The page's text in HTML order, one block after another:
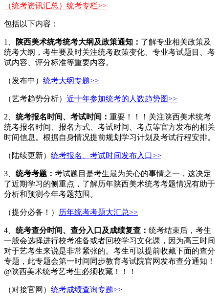
（统考资讯汇总）统考专栏>>
包括以下内容：
1、 陕西美术统考统考大纲及政策通知： 了解专业相关政策及
统考大纲，考生要及时关注统考政策变化、专业考试题目、考
试内容、评分标准等重要内容。
（发布中） 统考大纲专题>>
（艺考趋势分析） 近十年参加统考的人数趋势图>>
2、 统考报名时间、考试时间： 重要！！！关注陕西美术统考
统考报名时间、报名方式、考试时间、考点等官方发布的相关
时间信息。根据自身情况提前规划学习计划及考试行程安排。
（陆续更新） 统考报名、考试时间发布入口>>
3、 统考考题： 考试题目是考生最为关心的事情之一，这决定
了近期学习的侧重点，了解历年陕西美术统考考题情况有助于
分析和预测今年考题范围。
（提分必备！） 历年统考考题大汇总>>
4、 统考查分时间、查分入口及成绩复查： 统考结束后，考生
一般会选择进行校考准备或者回校学习文化课，因为高三时间
对于艺考生来说是非常紧张的。考生可以提前收藏下面的查分
专题，此专题会第一时间同步教育考试院官网发布查分通知！
@陕西美术统考艺考生必须收藏！！！
（对接官网） 统考成绩查询专题>>